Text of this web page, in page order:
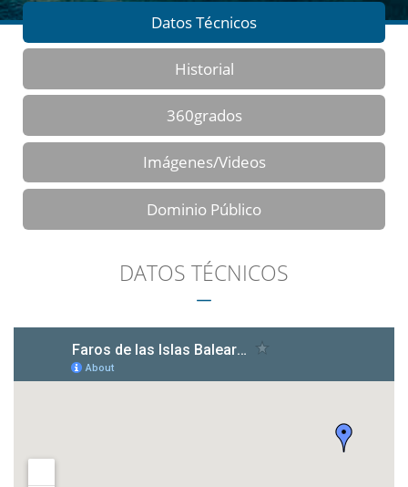
Datos Técnicos
Historial
360grados
Imágenes/Videos
Dominio Público
DATOS TÉCNICOS